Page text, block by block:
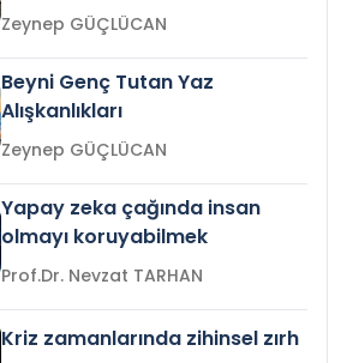
Zeynep GÜÇLÜCAN
Beyni Genç Tutan Yaz
Alışkanlıkları
Zeynep GÜÇLÜCAN
Yapay zeka çağında insan
olmayı koruyabilmek
Prof.Dr. Nevzat TARHAN
Kriz zamanlarında zihinsel zırh